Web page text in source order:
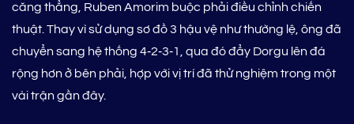
căng thẳng, Ruben Amorim buộc phải điều chỉnh chiến
thuật. Thay vì sử dụng sơ đồ 3 hậu vệ như thường lệ, ông đã
chuyển sang hệ thống 4‑2‑3‑1, qua đó đẩy Dorgu lên đá
rộng hơn ở bên phải, hợp với vị trí đã thử nghiệm trong một
vài trận gần đây.